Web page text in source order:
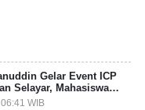
Gelar Event ICP
Selayar, Mahasiswa
Partisipan
WIB